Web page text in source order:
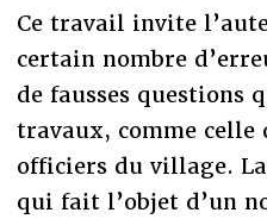
Ce travail invite
certain nombre
de fausses questions
travaux, comme celle
officiers du village.
qui fait l’objet d’un